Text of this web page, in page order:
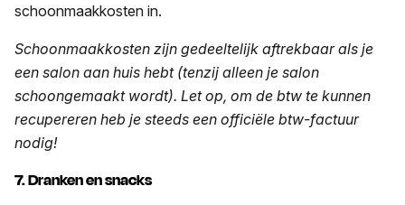
schoonmaakkosten in.
Schoonmaakkosten zijn gedeeltelijk aftrekbaar als je
een salon aan huis hebt (tenzij alleen je salon
schoongemaakt wordt). Let op, om de btw te kunnen
recupereren heb je steeds een officiële btw-factuur
nodig!
7. Dranken en snacks